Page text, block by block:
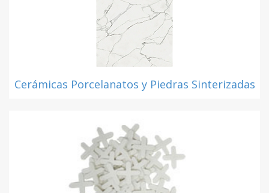
Cerámicas Porcelanatos y Piedras Sinterizadas